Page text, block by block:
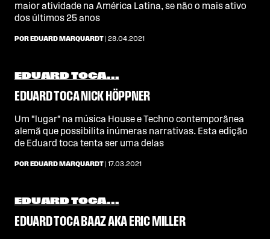
maior atividade na América Latina, se não o mais ativo
dos últimos 25 anos
POR EDUARD MARQUARDT | 28.04.2021
EDUARD TOCA...
EDUARD TOCA NICK HÖPPNER
Um "lugar" na música House e Techno contemporânea
alemã que possibilita inúmeras narrativas. Esta edição
de Eduard toca tenta ser uma delas
POR EDUARD MARQUARDT | 17.03.2021
EDUARD TOCA...
EDUARD TOCA BAAZ AKA ERIC MILLER